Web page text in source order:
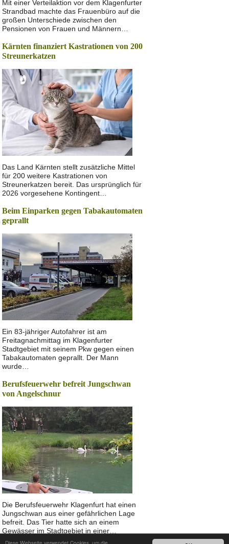
Mit einer Verteilaktion vor dem Klagenfurter
Strandbad machte das Frauenbüro auf die
großen Unterschiede zwischen den
Pensionen von Frauen und Männern…
Kärnten finanziert Kastrationen von 200
Streunerkatzen
Das Land Kärnten stellt zusätzliche Mittel
für 200 weitere Kastrationen von
Streunerkatzen bereit. Das ursprünglich für
2026 vorgesehene Kontingent…
Beim Einparken gegen Tabakautomaten
geprallt
Ein 83-jähriger Autofahrer ist am
Freitagnachmittag im Klagenfurter
Stadtgebiet mit seinem Pkw gegen einen
Tabakautomaten geprallt. Der Mann
wurde…
Berufsfeuerwehr befreit Jungschwan
von Angelschnur
Die Berufsfeuerwehr Klagenfurt hat einen
Jungschwan aus einer gefährlichen Lage
befreit. Das Tier hatte sich an einem
Gewässer im Stadtgebiet in einer…